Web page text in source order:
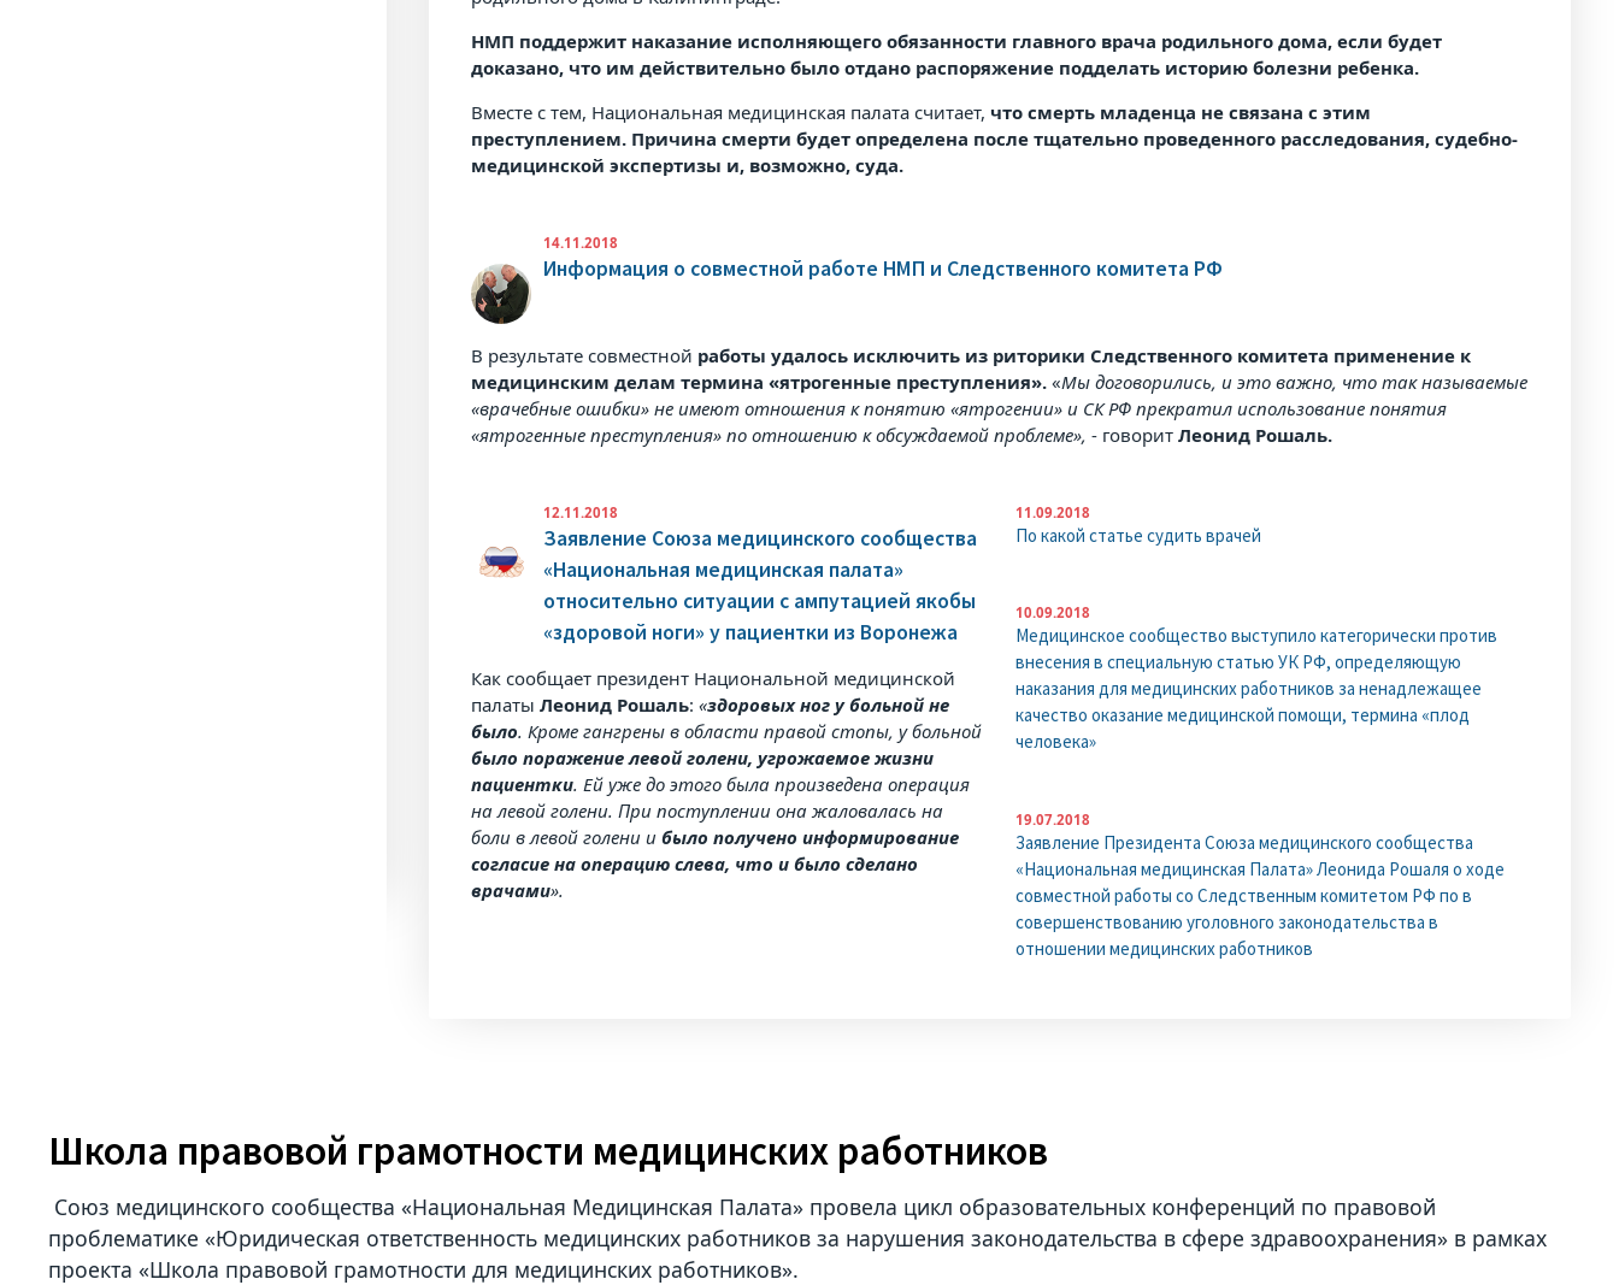
НМП поддержит наказание исполняющего обязанности главного врача родильного дома, если будет
доказано, что им действительно было отдано распоряжение подделать историю болезни ребенка.
Вместе с тем, Национальная медицинская палата считает,что смерть младенца не связана с этим
преступлением. Причина смерти будет определена после тщательно проведенного расследования, судебно-
медицинской экспертизы и, возможно, суда.
14.11.2018
Информация о совместной работе НМП и Следственного комитета РФ
В результате совместной работы удалось исключить из риторики Следственного комитета применение к
медицинским делам термина «ятрогенные преступления». «Мы договорились, и это важно, что так называемые
«врачебные ошибки» не имеют отношения к понятию «ятрогении» и СК РФ прекратил использование понятия
«ятрогенные преступления» по отношению к обсуждаемой проблеме»,- говоритЛеонид Рошаль.
12.11.2018
Заявление Союза медицинского сообщества
«Национальная медицинская палата»
относительно ситуации с ампутацией якобы
«здоровой ноги» у пациентки из Воронежа
Как сообщает президент Национальной медицинской
палатыЛеонид Рошаль:«здоровых ног у больной не
было. Кроме гангрены в области правой стопы, у больной
было поражение левой голени, угрожаемое жизни
пациентки. Ей уже до этого была произведена операция
на левой голени. При поступлении она жаловалась на
боли в левой голени ибыло получено информирование
согласие на операцию слева, что и было сделано
врачами».
11.09.2018
По какой статье судить врачей
10.09.2018
Медицинское сообщество выступило категорически против
внесения в специальную статью УК РФ, определяющую
наказания для медицинских работников за ненадлежащее
качество оказание медицинской помощи, термина «плод
человека»
19.07.2018
Заявление Президента Союза медицинского сообщества
«Национальная медицинская Палата» Леонида Рошаля о ходе
совместной работы со Следственным комитетом РФ по в
совершенствованию уголовного законодательства в
отношении медицинских работников
Школа правовой грамотности медицинских работников
Союз медицинского сообщества «Национальная Медицинская Палата» провела цикл образовательных конференций по правовой
проблематике «Юридическая ответственность медицинских работников за нарушения законодательства в сфере здравоохранения» в рамках
проекта «Школа правовой грамотности для медицинских работников».